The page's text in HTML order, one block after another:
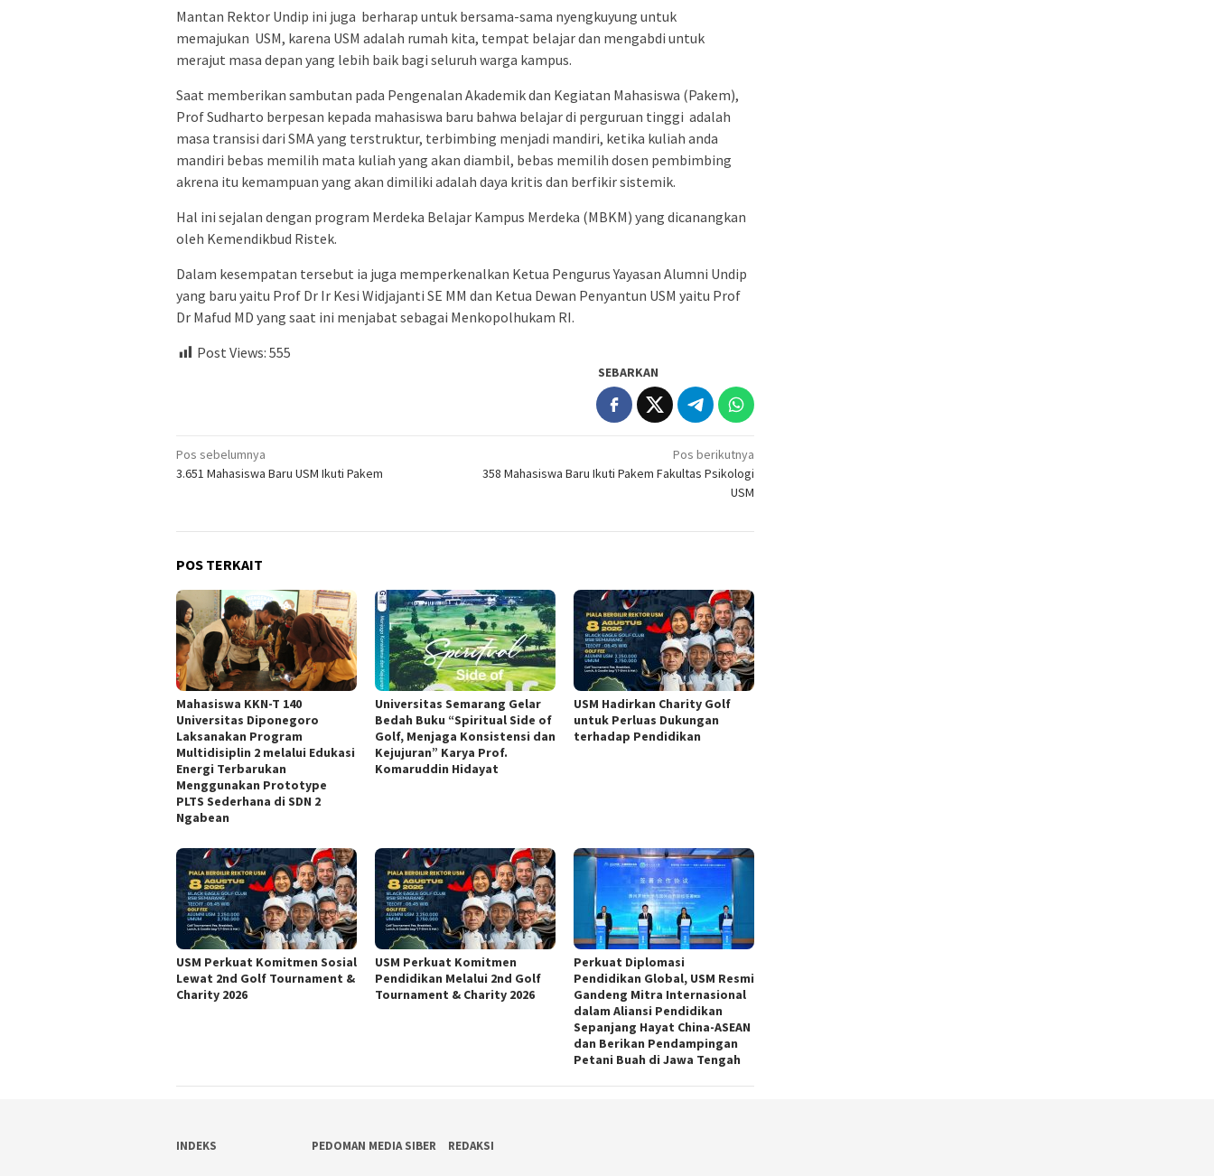
Mantan Rektor Undip ini juga berharap untuk bersama-sama nyengkuyung untuk
memajukan USM, karena USM adalah rumah kita, tempat belajar dan mengabdi untuk
merajut masa depan yang lebih baik bagi seluruh warga kampus.
Saat memberikan sambutan pada Pengenalan Akademik dan Kegiatan Mahasiswa (Pakem),
Prof Sudharto berpesan kepada mahasiswa baru bahwa belajar di perguruan tinggi adalah
masa transisi dari SMA yang terstruktur, terbimbing menjadi mandiri, ketika kuliah anda
mandiri bebas memilih mata kuliah yang akan diambil, bebas memilih dosen pembimbing
akrena itu kemampuan yang akan dimiliki adalah daya kritis dan berfikir sistemik.
Hal ini sejalan dengan program Merdeka Belajar Kampus Merdeka (MBKM) yang dicanangkan
oleh Kemendikbud Ristek.
Dalam kesempatan tersebut ia juga memperkenalkan Ketua Pengurus Yayasan Alumni Undip
yang baru yaitu Prof Dr Ir Kesi Widjajanti SE MM dan Ketua Dewan Penyantun USM yaitu Prof
Dr Mafud MD yang saat ini menjabat sebagai Menkopolhukam RI.
Post Views: 555
SEBARKAN
Navigasi
pos
Pos sebelumnya
3.651 Mahasiswa Baru USM Ikuti Pakem
Pos berikutnya
358 Mahasiswa Baru Ikuti Pakem Fakultas Psikologi
USM
POS TERKAIT
Mahasiswa KKN-T 140
Universitas Diponegoro
Laksanakan Program
Multidisiplin 2 melalui Edukasi
Energi Terbarukan
Menggunakan Prototype
PLTS Sederhana di SDN 2
Ngabean
Universitas Semarang Gelar
Bedah Buku “Spiritual Side of
Golf, Menjaga Konsistensi dan
Kejujuran” Karya Prof.
Komaruddin Hidayat
USM Hadirkan Charity Golf
untuk Perluas Dukungan
terhadap Pendidikan
USM Perkuat Komitmen Sosial
Lewat 2nd Golf Tournament &
Charity 2026
USM Perkuat Komitmen
Pendidikan Melalui 2nd Golf
Tournament & Charity 2026
Perkuat Diplomasi
Pendidikan Global, USM Resmi
Gandeng Mitra Internasional
dalam Aliansi Pendidikan
Sepanjang Hayat China-ASEAN
dan Berikan Pendampingan
Petani Buah di Jawa Tengah
INDEKS PEDOMAN MEDIA SIBER REDAKSI